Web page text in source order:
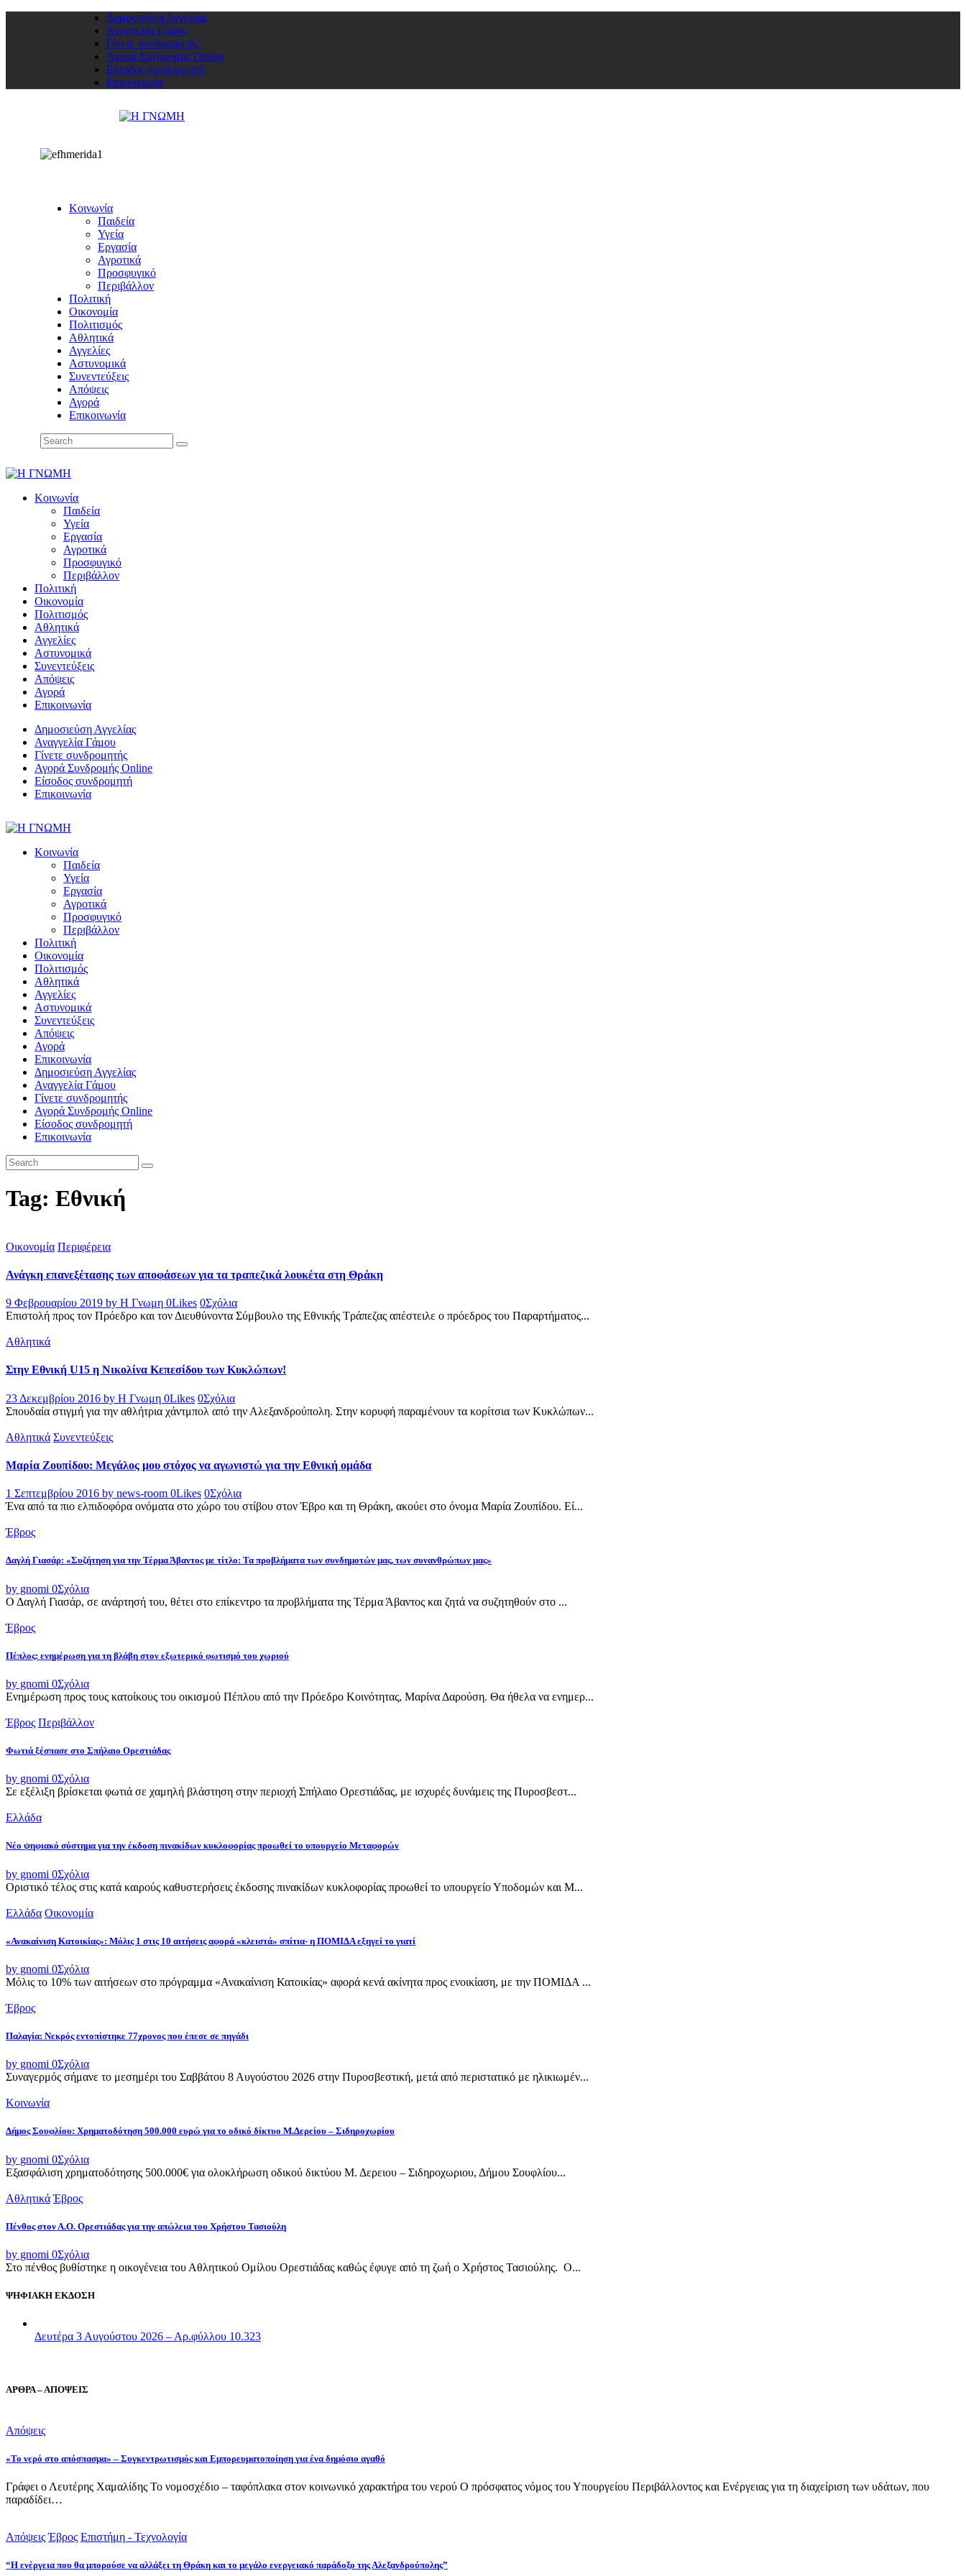
Δημοσιεύση Αγγελίας
Αναγγελία Γάμου
Γίνετε συνδρομητής
Αγορά Συνδρομής Online
Είσοδος συνδρομητή
Επικοινωνία
Κοινωνία
Παιδεία
Υγεία
Εργασία
Αγροτικά
Προσφυγικό
Περιβάλλον
Πολιτική
Οικονομία
Πολιτισμός
Αθλητικά
Αγγελίες
Αστυνομικά
Συνεντεύξεις
Απόψεις
Αγορά
Επικοινωνία
Κοινωνία
Παιδεία
Υγεία
Εργασία
Αγροτικά
Προσφυγικό
Περιβάλλον
Πολιτική
Οικονομία
Πολιτισμός
Αθλητικά
Αγγελίες
Αστυνομικά
Συνεντεύξεις
Απόψεις
Αγορά
Επικοινωνία
Δημοσιεύση Αγγελίας
Αναγγελία Γάμου
Γίνετε συνδρομητής
Αγορά Συνδρομής Online
Είσοδος συνδρομητή
Επικοινωνία
Κοινωνία
Παιδεία
Υγεία
Εργασία
Αγροτικά
Προσφυγικό
Περιβάλλον
Πολιτική
Οικονομία
Πολιτισμός
Αθλητικά
Αγγελίες
Αστυνομικά
Συνεντεύξεις
Απόψεις
Αγορά
Επικοινωνία
Δημοσιεύση Αγγελίας
Αναγγελία Γάμου
Γίνετε συνδρομητής
Αγορά Συνδρομής Online
Είσοδος συνδρομητή
Επικοινωνία
Tag: Εθνική
Οικονομία Περιφέρεια
Ανάγκη επανεξέτασης των αποφάσεων για τα τραπεζικά λουκέτα στη Θράκη
9 Φεβρουαρίου 2019 by Η Γνωμη 0Likes 0Σχόλια
Επιστολή προς τον Πρόεδρο και τον Διευθύνοντα Σύμβουλο της Εθνικής Τράπεζας απέστειλε ο πρόεδρος του Παραρτήματος...
Αθλητικά
Στην Εθνική U15 η Νικολίνα Κεπεσίδου των Κυκλώπων!
23 Δεκεμβρίου 2016 by Η Γνωμη 0Likes 0Σχόλια
Σπουδαία στιγμή για την αθλήτρια χάντμπολ από την Αλεξανδρούπολη. Στην κορυφή παραμένουν τα κορίτσια των Κυκλώπων...
Αθλητικά Συνεντεύξεις
Μαρία Ζουπίδου: Μεγάλος μου στόχος να αγωνιστώ για την Εθνική ομάδα
1 Σεπτεμβρίου 2016 by news-room 0Likes 0Σχόλια
Ένα από τα πιο ελπιδοφόρα ονόματα στο χώρο του στίβου στον Έβρο και τη Θράκη, ακούει στο όνομα Μαρία Ζουπίδου. Εί...
Έβρος
Δαγλή Γιασάρ: «Συζήτηση για την Τέρμα Άβαντος με τίτλο: Τα προβλήματα των συνδημοτών μας, των συνανθρώπων μας»
by gnomi 0Σχόλια
Ο Δαγλή Γιασάρ, σε ανάρτησή του, θέτει στο επίκεντρο τα προβλήματα της Τέρμα Άβαντος και ζητά να συζητηθούν στο ...
Έβρος
Πέπλος: ενημέρωση για τη βλάβη στον εξωτερικό φωτισμό του χωριού
by gnomi 0Σχόλια
Ενημέρωση προς τους κατοίκους του οικισμού Πέπλου από την Πρόεδρο Κοινότητας, Μαρίνα Δαρούση. Θα ήθελα να ενημερ...
Έβρος Περιβάλλον
Φωτιά ξέσπασε στο Σπήλαιο Ορεστιάδας
by gnomi 0Σχόλια
Σε εξέλιξη βρίσκεται φωτιά σε χαμηλή βλάστηση στην περιοχή Σπήλαιο Ορεστιάδας, με ισχυρές δυνάμεις της Πυροσβεστ...
Ελλάδα
Νέο ψηφιακό σύστημα για την έκδοση πινακίδων κυκλοφορίας προωθεί το υπουργείο Μεταφορών
by gnomi 0Σχόλια
Οριστικό τέλος στις κατά καιρούς καθυστερήσεις έκδοσης πινακίδων κυκλοφορίας προωθεί το υπουργείο Υποδομών και Μ...
Ελλάδα Οικονομία
«Ανακαίνιση Κατοικίας»: Μόλις 1 στις 10 αιτήσεις αφορά «κλειστά» σπίτια- η ΠΟΜΙΔΑ εξηγεί το γιατί
by gnomi 0Σχόλια
Μόλις το 10% των αιτήσεων στο πρόγραμμα «Ανακαίνιση Κατοικίας» αφορά κενά ακίνητα προς ενοικίαση, με την ΠΟΜΙΔΑ ...
Έβρος
Παλαγία: Νεκρός εντοπίστηκε 77χρονος που έπεσε σε πηγάδι
by gnomi 0Σχόλια
Συναγερμός σήμανε το μεσημέρι του Σαββάτου 8 Αυγούστου 2026 στην Πυροσβεστική, μετά από περιστατικό με ηλικιωμέν...
Κοινωνία
Δήμος Σουφλίου: Χρηματοδότηση 500.000 ευρώ για το οδικό δίκτυο Μ.Δερείου – Σιδηροχωρίου
by gnomi 0Σχόλια
Εξασφάλιση χρηματοδότησης 500.000€ για ολοκλήρωση οδικού δικτύου Μ. Δερειου – Σιδηροχωριου, Δήμου Σουφλίου...
Αθλητικά Έβρος
Πένθος στον Α.Ο. Ορεστιάδας για την απώλεια του Χρήστου Τασιούλη
by gnomi 0Σχόλια
Στο πένθος βυθίστηκε η οικογένεια του Αθλητικού Ομίλου Ορεστιάδας καθώς έφυγε από τη ζωή ο Χρήστος Τασιούλης. Ο...
ΨΗΦΙΑΚΗ ΕΚΔΟΣΗ
Δευτέρα 3 Αυγούστου 2026 – Αρ.φύλλου 10.323
ΑΡΘΡΑ – ΑΠΟΨΕΙΣ
Απόψεις
«Το νερό στο απόσπασμα» – Συγκεντρωτισμός και Εμπορευματοποίηση για ένα δημόσιο αγαθό
Γράφει ο Λευτέρης Χαμαλίδης Το νομοσχέδιο – ταφόπλακα στον κοινωνικό χαρακτήρα του νερού Ο πρόσφατος νόμος του Υπουργείου Περιβάλλοντος και Ενέργειας για τη διαχείριση των υδάτων, που
παραδίδει…
Απόψεις Έβρος Επιστήμη - Τεχνολογία
“Η ενέργεια που θα μπορούσε να αλλάξει τη Θράκη και το μεγάλο ενεργειακό παράδοξο της Αλεξανδρούπολης”